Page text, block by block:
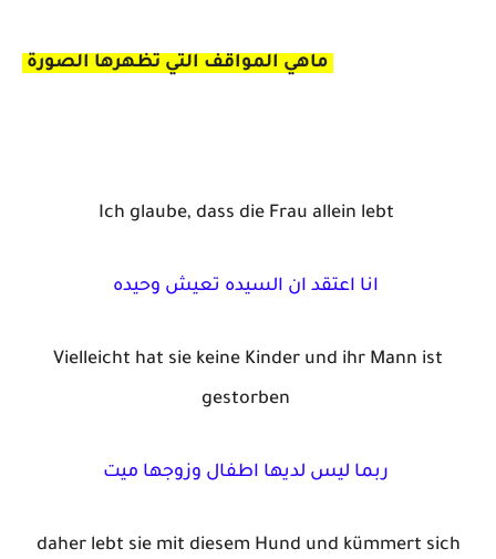
Ich glaube, dass die Frau allein lebt
Vielleicht hat sie keine Kinder und ihr Mann ist
gestorben
daher lebt sie mit diesem Hund und kümmert sich